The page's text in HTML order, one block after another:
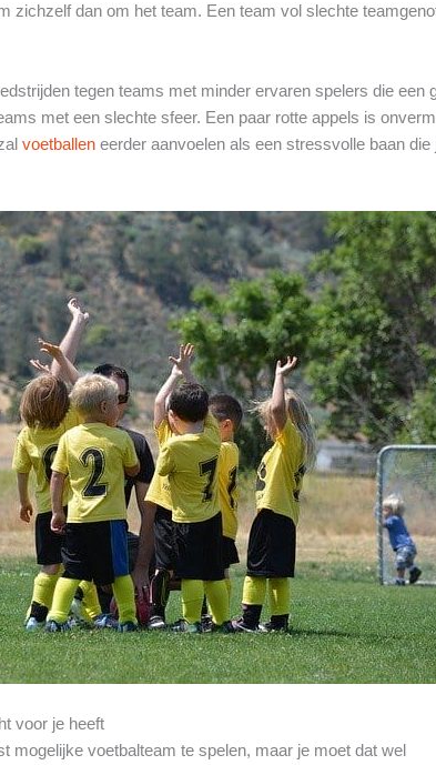
zichzelf dan om het team. Een team vol slechte
tegen teams met minder ervaren spelers die een
met een slechte sfeer. Een paar rotte appels is
voetballen eerder aanvoelen als een stressvolle baan die
voor je heeft
mogelijke voetbalteam te spelen, maar je moet dat wel